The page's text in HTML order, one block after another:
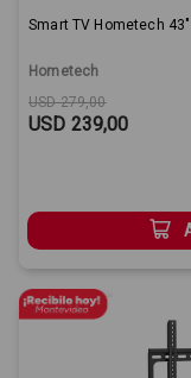
Smart TV Hometech 43"
Hometech
Original price:
USD 279,00
Sale Price:
USD 239,00